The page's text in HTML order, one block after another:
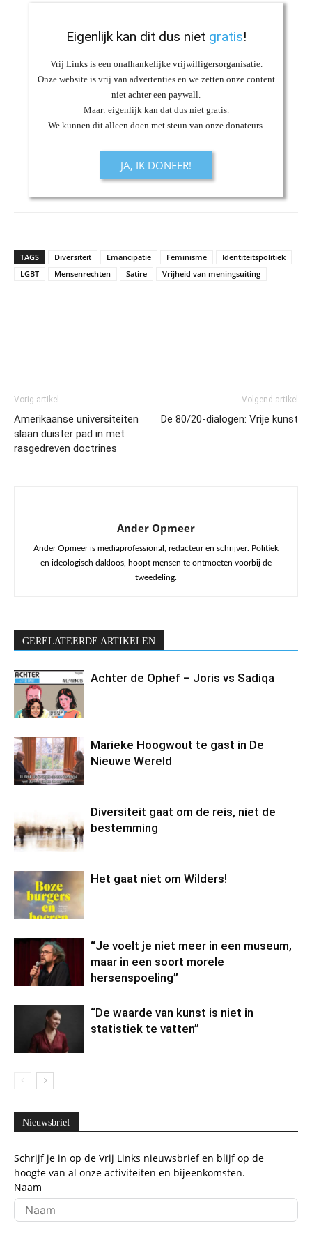
Eigenlijk kan dit dus niet gratis!
Vrij Links is een onafhankelijke vrijwilligersorganisatie.
Onze website is vrij van advertenties en we zetten onze content
niet achter een paywall.
Maar: eigenlijk kan dat dus niet gratis.
We kunnen dit alleen doen met steun van onze donateurs.
JA, IK DONEER!
TAGS Diversiteit Emancipatie Feminisme
Identiteitspolitiek
LGBT
Mensenrechten Satire Vrijheid van meningsuiting
Vorig artikel
Amerikaanse universiteiten
slaan duister pad in met
rasgedreven doctrines
Volgend artikel
De 80/20-dialogen: Vrije kunst
Ander Opmeer
Ander Opmeer is mediaprofessional, redacteur en schrijver. Politiek
en ideologisch dakloos, hoopt mensen te ontmoeten voorbij de
tweedeling.
GERELATEERDE ARTIKELEN
Achter de Ophef – Joris vs Sadiqa
Marieke Hoogwout te gast in De
Nieuwe Wereld
Diversiteit gaat om de reis, niet de
bestemming
Het gaat niet om Wilders!
“Je voelt je niet meer in een museum,
maar in een soort morele
hersenspoeling”
“De waarde van kunst is niet in
statistiek te vatten”
Nieuwsbrief
Schrijf je in op de Vrij Links nieuwsbrief en blijf op de
hoogte van al onze activiteiten en bijeenkomsten.
Naam